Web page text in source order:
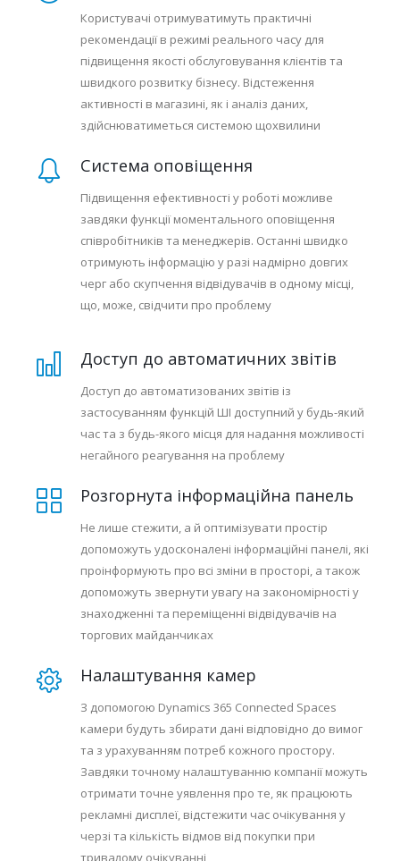
Користувачі отримуватимуть практичні
рекомендації в режимі реального часу для
підвищення якості обслуговування клієнтів та
швидкого розвитку бізнесу. Відстеження
активності в магазині, як і аналіз даних,
здійснюватиметься системою щохвилини
Система оповіщення
Підвищення ефективності у роботі можливе
завдяки функції моментального оповіщення
співробітників та менеджерів. Останні швидко
отримують інформацію у разі надмірно довгих
черг або скупчення відвідувачів в одному місці,
що, може, свідчити про проблему
Доступ до автоматичних звітів
Доступ до автоматизованих звітів із
застосуванням функцій ШІ доступний у будь-який
час та з будь-якого місця для надання можливості
негайного реагування на проблему
Розгорнута інформаційна панель
Не лише стежити, а й оптимізувати простір
допоможуть удосконалені інформаційні панелі, які
проінформують про всі зміни в просторі, а також
допоможуть звернути увагу на закономірності у
знаходженні та переміщенні відвідувачів на
торгових майданчиках
Налаштування камер
З допомогою Dynamics 365 Connected Spaces
камери будуть збирати дані відповідно до вимог
та з урахуванням потреб кожного простору.
Завдяки точному налаштуванню компанії можуть
отримати точне уявлення про те, як працюють
рекламні дисплеї, відстежити час очікування у
черзі та кількість відмов від покупки при
тривалому очікуванні